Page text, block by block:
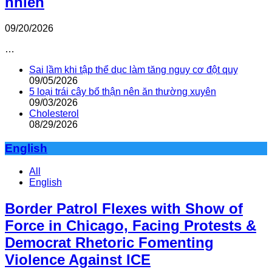
09/20/2026
…
Sai lầm khi tập thể dục làm tăng nguy cơ đột quỵ
09/05/2026
5 loại trái cây bổ thận nên ăn thường xuyên
09/03/2026
Cholesterol
08/29/2026
English
All
English
Border Patrol Flexes with Show of
Force in Chicago, Facing Protests &
Democrat Rhetoric Fomenting
Violence Against ICE